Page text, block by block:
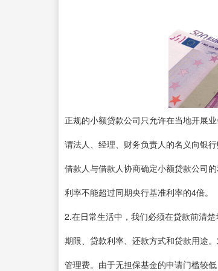
正规的小额贷款公司只允许在当地开展
谓法人、经理、财务负责人的名义向银
借款人与借款人协商确定小额贷款公司
利率不能超过同期央行基准利率的4倍。
2.在日常生活中，我们必须在贷款前清
期限、贷款利率、还款方式和贷款用途
管理费。由于无担保基金的申请门槛较